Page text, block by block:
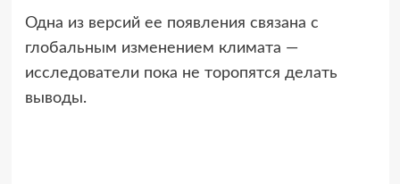
Одна из версий ее появления связана с
глобальным изменением климата —
исследователи пока не торопятся делать
выводы.